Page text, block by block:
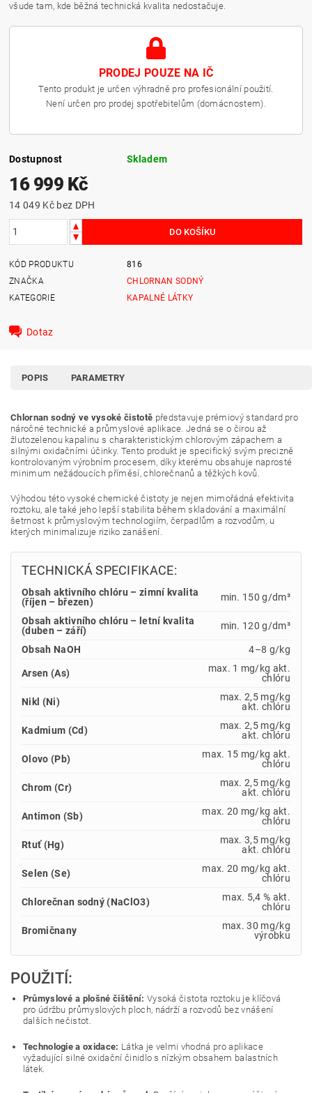
všude tam, kde běžná technická kvalita nedostačuje.
PRODEJ POUZE NA IČ
Tento produkt je určen výhradně pro profesionální použití.
Není určen pro prodej spotřebitelům (domácnostem).
Dostupnost Skladem
16 999 Kč
14 049 Kč bez DPH
KÓD PRODUKTU
816
ZNAČKA
CHLORNAN SODNÝ
KATEGORIE
KAPALNÉ LÁTKY
Dotaz
POPIS PARAMETRY
Chlornan sodný ve vysoké čistotě představuje prémiový standard pro
náročné technické a průmyslové aplikace. Jedná se o čirou až
žlutozelenou kapalinu s charakteristickým chlorovým zápachem a
silnými oxidačními účinky. Tento produkt je specifický svým precizně
kontrolovaným výrobním procesem, díky kterému obsahuje naprosté
minimum nežádoucích příměsí, chlorečnanů a těžkých kovů.
Výhodou této vysoké chemické čistoty je nejen mimořádná efektivita
roztoku, ale také jeho lepší stabilita během skladování a maximální
šetrnost k průmyslovým technologiím, čerpadlům a rozvodům, u
kterých minimalizuje riziko zanášení.
TECHNICKÁ SPECIFIKACE:
Obsah aktivního chlóru – zimní kvalita
(říjen – březen)
min. 150 g/dm³
Obsah aktivního chlóru – letní kvalita
(duben – září)
min. 120 g/dm³
Obsah NaOH 4–8 g/kg
Arsen (As)
max. 1 mg/kg akt.
chlóru
Nikl (Ni)
max. 2,5 mg/kg
akt. chlóru
Kadmium (Cd)
max. 2,5 mg/kg
akt. chlóru
Olovo (Pb)
max. 15 mg/kg akt.
chlóru
Chrom (Cr)
max. 2,5 mg/kg
akt. chlóru
Antimon (Sb)
max. 20 mg/kg akt.
chlóru
Rtuť (Hg)
max. 3,5 mg/kg
akt. chlóru
Selen (Se)
max. 20 mg/kg akt.
chlóru
Chlorečnan sodný (NaClO3)
max. 5,4 % akt.
chlóru
Bromičnany
max. 30 mg/kg
výrobku
POUŽITÍ:
Průmyslové a plošné čištění: Vysoká čistota roztoku je klíčová
pro údržbu průmyslových ploch, nádrží a rozvodů bez vnášení
dalších nečistot.
Technologie a oxidace: Látka je velmi vhodná pro aplikace
vyžadující silné oxidační činidlo s nízkým obsahem balastních
látek.